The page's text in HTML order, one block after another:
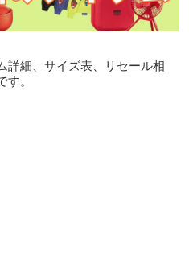
細、サイズ表、リセール相
。